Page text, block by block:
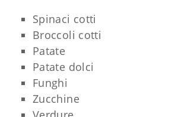
Spinaci cotti
Broccoli cotti
Patate
Patate dolci
Funghi
Zucchine